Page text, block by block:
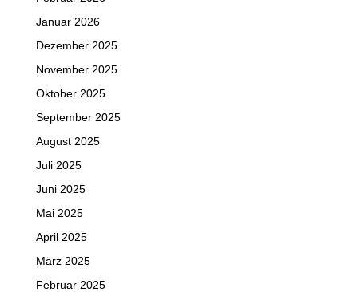
Januar 2026
Dezember 2025
November 2025
Oktober 2025
September 2025
August 2025
Juli 2025
Juni 2025
Mai 2025
April 2025
März 2025
Februar 2025